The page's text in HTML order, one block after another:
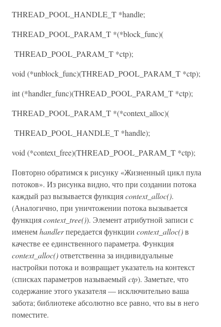
THREAD_POOL_HANDLE_T *handlе;
THREAD_POOL_PARAM_T *(*block_func)(
THREAD_POOL_PARAM_T *ctp);
void (*unblock_func)(THREAD_POOL_PARAM_T *ctp);
int (*handler_func)(THREAD_POOL_PARAM_T *ctp);
THREAD_POOL_PARAM_T *(*context_alloc)(
THREAD_POOL_HANDLE_T *handle);
void (*context_free)(THREAD_POOL_PARAM_T *ctp);
Повторно обратимся к рисунку «Жизненный цикл пула
потоков». Из рисунка видно, что при создании потока
каждый раз вызывается функцияcontext_alloc().
(Аналогично, при уничтожении потока вызывается
функцияcontext_tree()). Элемент атрибутной записи с
именемhandlerпередается функции context_alloc()в
качестве ее единственного параметра. Функция
context_alloc()ответственна за индивидуальные
настройки потока и возвращает указатель на контекст
(списках параметров называемый ctp). Заметьте, что
содержание этого указателя — исключительно ваша
забота; библиотеке абсолютно все равно, что вы в него
поместите.